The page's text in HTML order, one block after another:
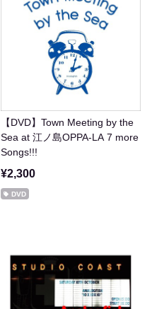
【DVD】Town Meeting by the
Sea at 江ノ島OPPA-LA 7 more
Songs!!!
¥2,300
DVD